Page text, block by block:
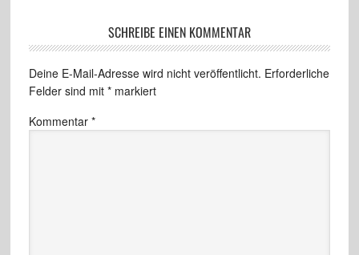
SCHREIBE EINEN KOMMENTAR
Deine E-Mail-Adresse wird nicht veröffentlicht. Erforderliche
Felder sind mit *markiert
Kommentar *